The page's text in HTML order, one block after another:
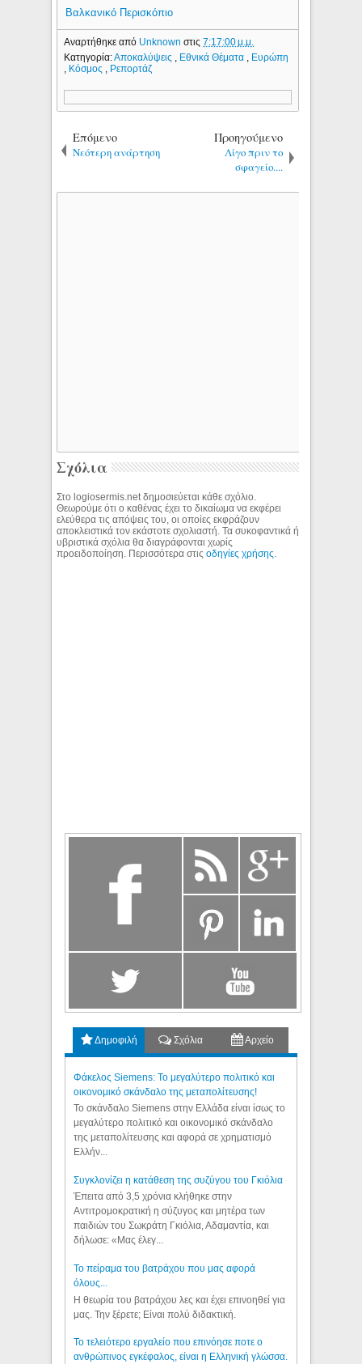
Βαλκανικό Περισκόπιο
Αναρτήθηκε από Unknownστις7:17:00 μ.μ.
Κατηγορία:Αποκαλύψεις Εθνικά Θέματα
Ευρώπη
Κόσμος Ρεπορτάζ
Επόμενο
Νεότερη ανάρτηση
Προηγούμενο
Λίγο πριν το
σφαγείο....
Σχόλια
Στο logiosermis.net δημοσιεύεται κάθε σχόλιο.
Θεωρούμε ότι ο καθένας έχει το δικαίωμα να εκφέρει
ελεύθερα τις απόψεις του, οι οποίες εκφράζουν
αποκλειστικά τον εκάστοτε σχολιαστή. Τα συκοφαντικά ή
υβριστικά σχόλια θα διαγράφονται χωρίς
προειδοποίηση. Περισσότερα στιςοδηγίες χρήσης
Δημοφιλή Σχόλια Αρχείο
Φάκελος Siemens: Το μεγαλύτερο πολιτικό και
οικονομικό σκάνδαλο της μεταπολίτευσης!
Το σκάνδαλο Siemens στην Ελλάδα είναι ίσως το
μεγαλύτερο πολιτικό και οικονομικό σκάνδαλο
της μεταπολίτευσης και αφορά σε χρηματισμό
Ελλήν...
Συγκλονίζει η κατάθεση της συζύγου του Γκιόλια
Έπειτα από 3,5 χρόνια κλήθηκε στην
Αντιτρομοκρατική η σύζυγος και μητέρα των
παιδιών του Σωκράτη Γκιόλια, Αδαμαντία, και
δήλωσε: «Μας έλεγ...
Το πείραμα του βατράχου που μας αφορά
όλους...
Η θεωρία του βατράχου λες και έχει επινοηθεί για
μας. Την ξέρετε; Είναι πολύ διδακτική.
Το τελειότερο εργαλείο που επινόησε ποτε ο
ανθρώπινος εγκέφαλος, είναι η Ελληνική γλώσσα.